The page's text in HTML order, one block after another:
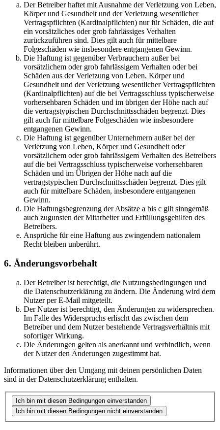
Der Betreiber haftet mit Ausnahme der Verletzung von Leben,
Körper und Gesundheit und der Verletzung wesentlicher
Vertragspflichten (Kardinalpflichten) nur für Schäden, die auf
ein vorsätzliches oder grob fahrlässiges Verhalten
zurückzuführen sind. Dies gilt auch für mittelbare
Folgeschäden wie insbesondere entgangenen Gewinn.
Die Haftung ist gegenüber Verbrauchern außer bei
vorsätzlichem oder grob fahrlässigem Verhalten oder bei
Schäden aus der Verletzung von Leben, Körper und
Gesundheit und der Verletzung wesentlicher Vertragspflichten
(Kardinalpflichten) auf die bei Vertragsschluss typischerweise
vorhersehbaren Schäden und im übrigen der Höhe nach auf
die vertragstypischen Durchschnittsschäden begrenzt. Dies
gilt auch für mittelbare Folgeschäden wie insbesondere
entgangenen Gewinn.
Die Haftung ist gegenüber Unternehmern außer bei der
Verletzung von Leben, Körper und Gesundheit oder
vorsätzlichem oder grob fahrlässigem Verhalten des Betreibers
auf die bei Vertragsschluss typischerweise vorhersehbaren
Schäden und im Übrigen der Höhe nach auf die
vertragstypischen Durchschnittsschäden begrenzt. Dies gilt
auch für mittelbare Schäden, insbesondere entgangenen
Gewinn.
Die Haftungsbegrenzung der Absätze a bis c gilt sinngemäß
auch zugunsten der Mitarbeiter und Erfüllungsgehilfen des
Betreibers.
Ansprüche für eine Haftung aus zwingendem nationalem
Recht bleiben unberührt.
6. Änderungsvorbehalt
Der Betreiber ist berechtigt, die Nutzungsbedingungen und
die Datenschutzerklärung zu ändern. Die Änderung wird dem
Nutzer per E-Mail mitgeteilt.
Der Nutzer ist berechtigt, den Änderungen zu widersprechen.
Im Falle des Widerspruchs erlischt das zwischen dem
Betreiber und dem Nutzer bestehende Vertragsverhältnis mit
sofortiger Wirkung.
Die Änderungen gelten als anerkannt und verbindlich, wenn
der Nutzer den Änderungen zugestimmt hat.
Informationen über den Umgang mit deinen persönlichen Daten
sind in der Datenschutzerklärung enthalten.